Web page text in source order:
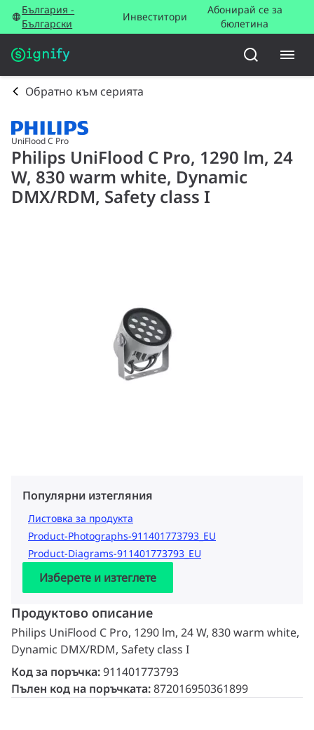
България -
Български
Инвеститори
Абонирай се за
бюлетина
Обратно към серията
UniFlood C Pro
Philips UniFlood C Pro, 1290 lm, 24
W, 830 warm white, Dynamic
DMX/RDM, Safety class I
Популярни изтегляния
Листовка за продукта
Product-Photographs-911401773793_EU
Product-Diagrams-911401773793_EU
Изберете и изтеглете
Продуктово описание
Philips UniFlood C Pro, 1290 lm, 24 W, 830 warm white,
Dynamic DMX/RDM, Safety class I
Код за поръчка:911401773793
Пълен код на поръчката:872016950361899